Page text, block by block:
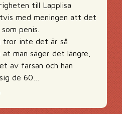
till Lapplisa
med meningen att det
penis.
tror inte det är så
man säger det längre,
av farsan och han
de 60…